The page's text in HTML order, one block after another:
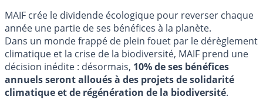
MAIF crée le dividende écologique pour reverser chaque
année une partie de ses bénéfices à la planète.
Dans un monde frappé de plein fouet par le dérèglement
climatique et la crise de la biodiversité, MAIF prend une
décision inédite : désormais, 10% de ses bénéfices
annuels seront alloués à des projets de solidarité
climatique et de régénération de la biodiversité.